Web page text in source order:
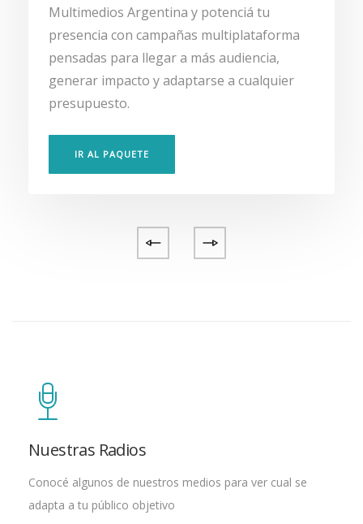
Multimedios Argentina y potenciá tu
presencia con campañas multiplataforma
pensadas para llegar a más audiencia,
generar impacto y adaptarse a cualquier
presupuesto.
IR AL PAQUETE
Nuestras Radios
Conocé algunos de nuestros medios para ver cual se
adapta a tu público objetivo